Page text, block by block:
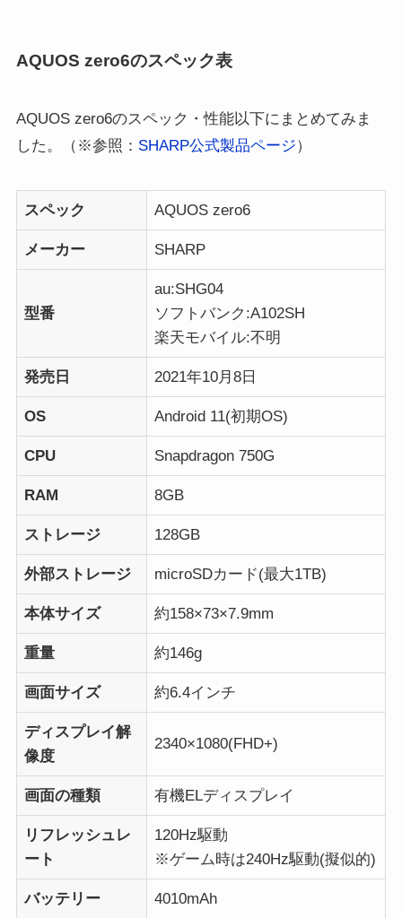
AQUOS zero6のスペック表
AQUOS zero6のスペック・性能以下にまとめてみま
した。（※参照： SHARP公式製品ページ）
スペック AQUOS zero6
メーカー SHARP
型番
au:SHG04
ソフトバンク:A102SH
楽天モバイル:不明
発売日 2021年10月8日
OS Android 11(初期OS)
CPU Snapdragon 750G
RAM 8GB
ストレージ 128GB
外部ストレージ microSDカード(最大1TB)
本体サイズ 約158×73×7.9mm
重量 約146g
画面サイズ 約6.4インチ
ディスプレイ解
像度
2340×1080(FHD+)
画面の種類 有機ELディスプレイ
リフレッシュレ
ート
120Hz駆動
※ゲーム時は240Hz駆動(擬似的)
バッテリー 4010mAh